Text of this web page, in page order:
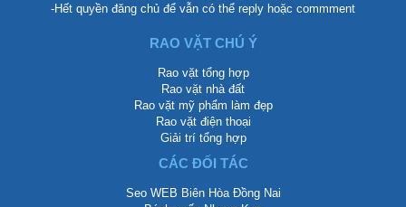
-Hết quyền đăng chủ để vẫn có thể reply hoặc commment
RAO VẶT CHÚ Ý
Rao vặt tổng hợp
Rao vặt nhà đất
Rao vặt mỹ phẩm làm đẹp
Rao vặt điện thoại
Giải trí tổng hợp
CÁC ĐỐI TÁC
Seo WEB Biên Hòa Đồng Nai